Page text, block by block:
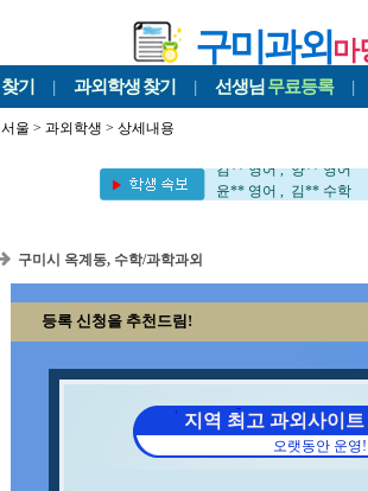
구미과외마
찾기 | 과외학생찾기 | 선생님 무료등록 |
서울 > 과외학생 > 상세내용
김** 영어 , 양** 영어
윤** 영어 , 김** 수학
박** 영어 , 정** 과학/
권** 수학/영어 , 이** 중
지** 수학/영어 , 이** 수
구미시 옥계동, 수학/과학과외
등록 신청을 추천드림!
지역 최고 과외사이
오랫동안 운영!